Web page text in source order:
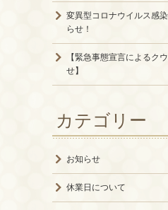
変異型コロナウイルス感
らせ！
【緊急事態宣言によるク
せ】
カテゴリー
お知らせ
休業日について